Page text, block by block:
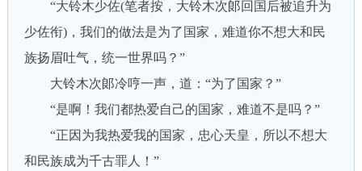
“大铃木少佐(笔者按，大铃木次郞回国后被追升为
少佐衔)，我们的做法是为了国家，难道你不想大和民
族扬眉吐气，统一世界吗？”
大铃木次郞冷哼一声，道：“为了国家？”
“是啊！我们都热爱自己的国家，难道不是吗？”
“正因为我热爱我的国家，忠心天皇，所以不想大
和民族成为千古罪人！”